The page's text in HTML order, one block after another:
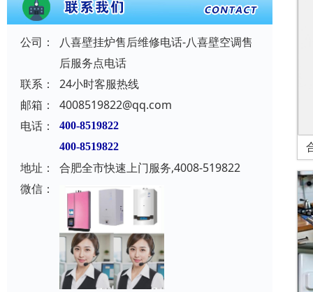
公司：
八喜壁挂炉售后维修电话-八喜壁空调售
后服务点电话
联系：
24小时客服热线
邮箱：
4008519822@qq.com
电话：
400-8519822
400-8519822
地址：
合肥全市快速上门服务,4008-519822
微信：